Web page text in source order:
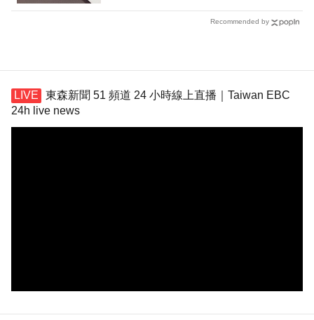
Recommended by
東森新聞 51 頻道 24 小時線上直播｜Taiwan EBC
24h live news